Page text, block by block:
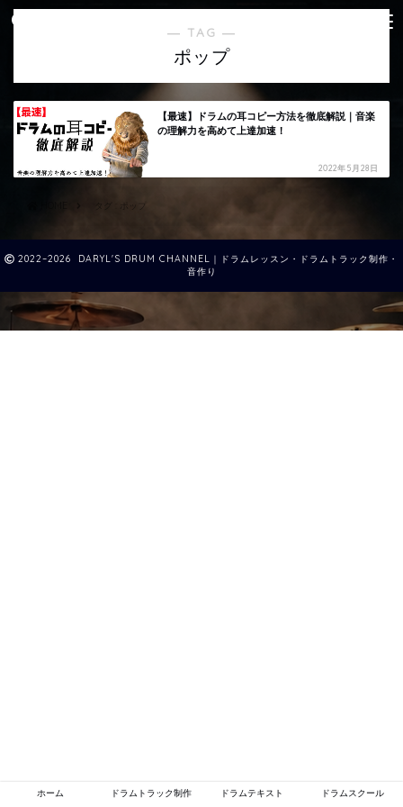
― TAG ―
ポップ
【最速】ドラムの耳コピー方法を徹底解説｜音楽
の理解力を高めて上達加速！
2022年5月28日
タグ : ポップ
2022–2026 DARYL'S DRUM CHANNEL｜ドラムレッスン・ドラムトラック制作・
音作り
ホーム ドラムトラック制作 ドラムテキスト ドラムスクール